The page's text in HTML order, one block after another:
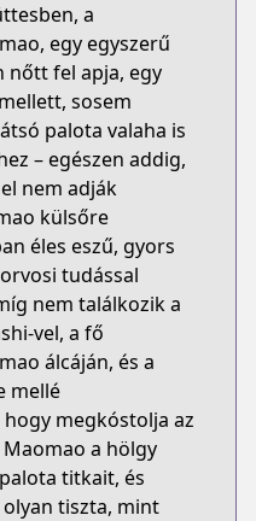
a
egy egyszerű
nőtt fel apja, egy
sosem
palota valaha is
– egészen addig,
nem adják
külsőre
éles eszű, gyors
tudással
nem találkozik a
vel, a fő
álcáján, és a
mellé
megkóstolja az
a hölgy
titkait, és
tiszta, mint